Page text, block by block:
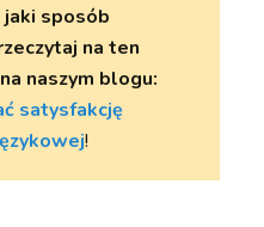
sposób
na ten
naszym blogu:
satysfakcję
!